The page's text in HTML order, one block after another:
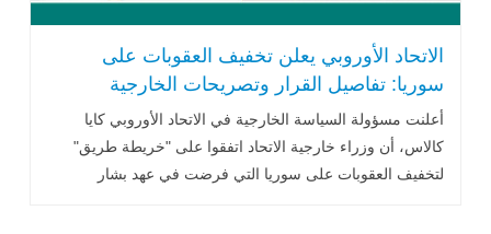
الاتحاد الأوروبي يعلن تخفيف العقوبات على
سوريا: تفاصيل القرار وتصريحات الخارجية
السورية
أعلنت مسؤولة السياسة الخارجية في الاتحاد الأوروبي كايا
كالاس، أن وزراء خارجية الاتحاد اتفقوا على "خريطة طريق"
لتخفيف العقوبات على سوريا التي فرضت في عهد بشار